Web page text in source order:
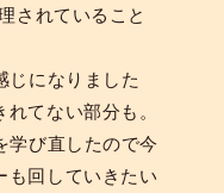
されていること
じになりました
てない部分も。
学び直したので今
も回していきたい